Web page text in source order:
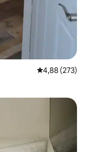
4,88 de uma
4,88 (273)